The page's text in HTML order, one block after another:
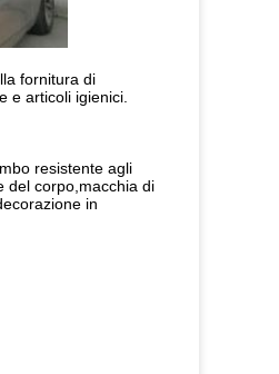
fornitura di
e articoli igienici.
resistente agli
del corpo,macchia di
in